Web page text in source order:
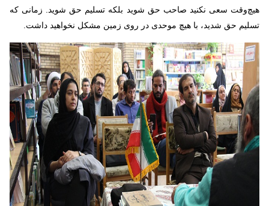
هیچ‌وقت سعی نکنید صاحب حق شوید بلکه تسلیم حق شوید. زمانی که
تسلیم حق شدید، با هیچ موحدی در روی زمین مشکل نخواهید داشت.